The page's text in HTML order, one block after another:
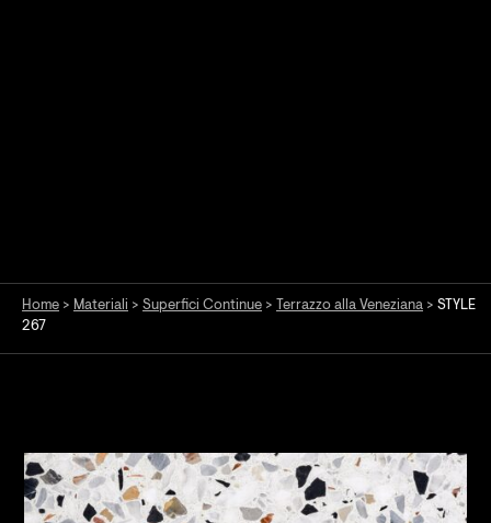
Home > Materiali > Superfici Continue > Terrazzo alla Veneziana > STYLE
267